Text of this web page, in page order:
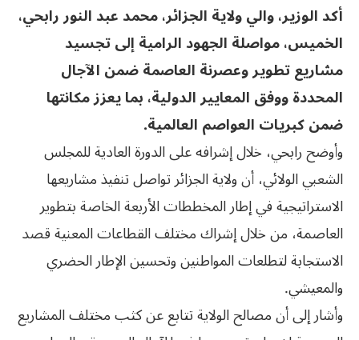
أكد الوزير، والي ولاية الجزائر، محمد عبد النور رابحي،
الخميس، مواصلة الجهود الرامية إلى تجسيد
مشاريع تطوير وعصرنة العاصمة ضمن الآجال
المحددة ووفق المعايير الدولية، بما يعزز مكانتها
ضمن كبريات العواصم العالمية.
وأوضح رابحي، خلال إشرافه على الدورة العادية للمجلس
الشعبي الولائي، أن ولاية الجزائر تواصل تنفيذ مشاريعها
الاستراتيجية في إطار المخططات الأربعة الخاصة بتطوير
العاصمة، من خلال إشراك مختلف القطاعات المعنية قصد
الاستجابة لتطلعات المواطنين وتحسين الإطار الحضري
والمعيشي.
وأشار إلى أن مصالح الولاية تتابع عن كثب مختلف المشاريع